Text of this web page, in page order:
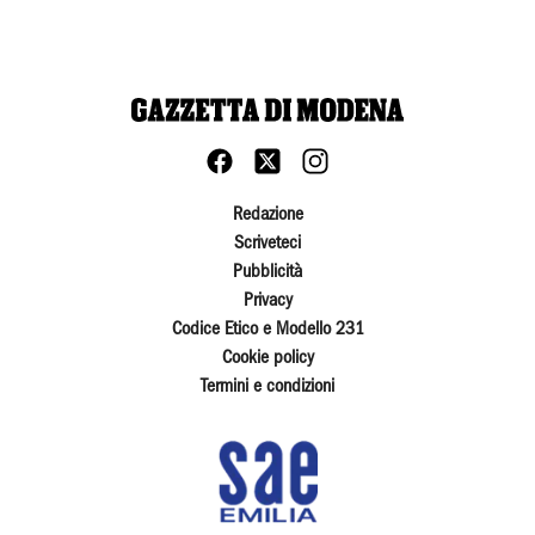
Redazione
Scriveteci
Pubblicità
Privacy
Codice Etico e Modello 231
Cookie policy
Termini e condizioni